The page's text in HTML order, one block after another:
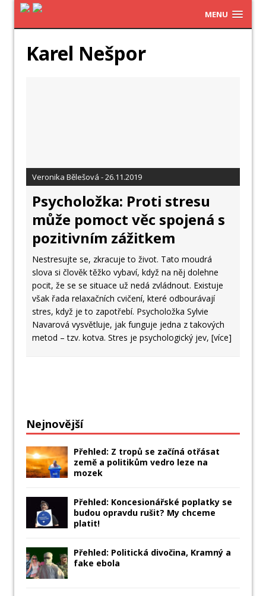
MENU
Karel Nešpor
Veronika Bělešová - 26.11.2019
Psycholožka: Proti stresu
může pomoct věc spojená s
pozitivním zážitkem
Nestresujte se, zkracuje to život. Tato moudrá
slova si člověk těžko vybaví, když na něj dolehne
pocit, že se se situace už nedá zvládnout. Existuje
však řada relaxačních cvičení, které odbourávají
stres, když je to zapotřebí. Psycholožka Sylvie
Navarová vysvětluje, jak funguje jedna z takových
metod – tzv. kotva. Stres je psychologický jev, [více]
Nejnovější
Přehled: Z tropů se začíná otřásat
země a politikům vedro leze na
mozek
Přehled: Koncesionářské poplatky se
budou opravdu rušit? My chceme
platit!
Přehled: Politická divočina, Kramný a
fake ebola